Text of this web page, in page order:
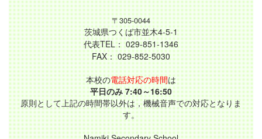
〒305-0044
茨城県つくば市並木4-5-1
代表TEL： 029-851-1346
FAX： 029-852-5030
本校の電話対応の時間は
平日のみ 7:40～16:50
原則として上記の時間帯以外は，機械音声での対応となりま
す。